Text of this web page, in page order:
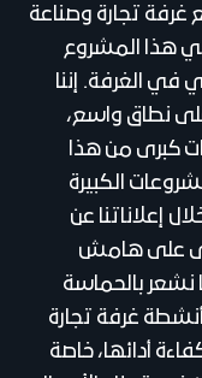
غرفة تجارة وصناعة
هذا المشروع
في الغرفة. إننا
نطاق واسع،
كبرى من هذا
الكبيرة
إعلاناتنا عن
على هامش
نشعر بالحماسة
غرفة تجارة
أدائها، خاصة